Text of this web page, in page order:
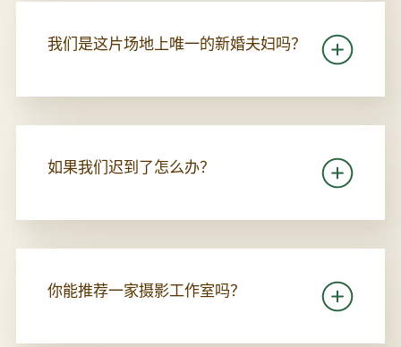
我们是这片场地上唯一的新婚夫妇吗？
如果我们迟到了怎么办？
你能推荐一家摄影工作室吗？